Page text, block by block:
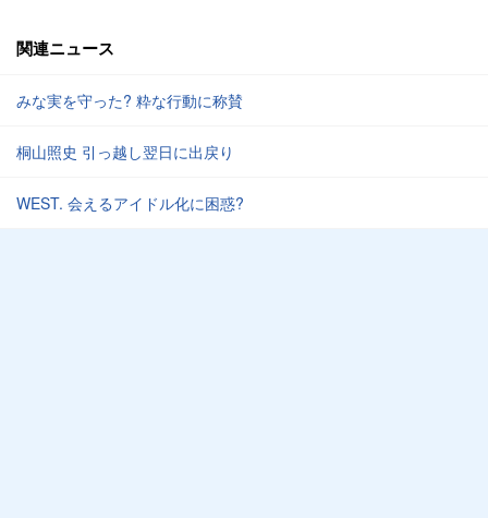
関連ニュース
みな実を守った? 粋な行動に称賛
桐山照史 引っ越し翌日に出戻り
WEST. 会えるアイドル化に困惑?